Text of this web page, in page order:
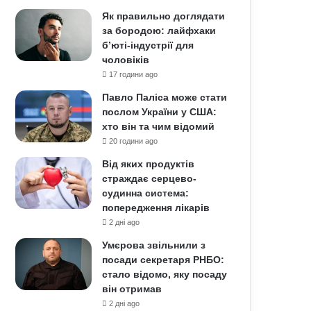
Як правильно доглядати
за бородою: лайфхаки
б’юті-індустрії для
чоловіків
17 години ago
Павло Паліса може стати
послом України у США:
хто він та чим відомий
20 години ago
Від яких продуктів
страждає серцево-
судинна система:
попередження лікарів
2 дні ago
Умєрова звільнили з
посади секретаря РНБО:
стало відомо, яку посаду
він отримав
2 дні ago